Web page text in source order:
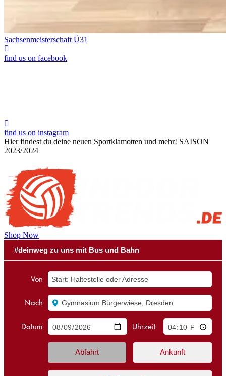
Sachsenmeisterschaft Ü31
find us on facebook
find us on instagram
Hier findest du deine neuen Sportklamotten und mehr! SAISON
2023/2024
Shop Now